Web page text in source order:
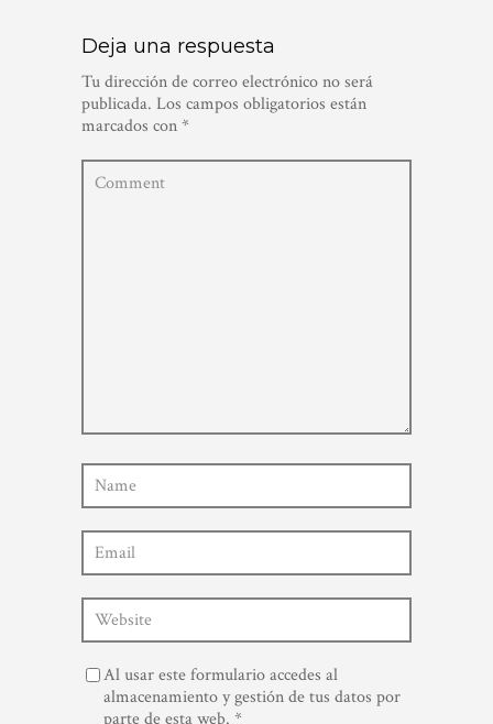
Deja una respuesta
Tu dirección de correo electrónico no será
publicada. Los campos obligatorios están
marcados con*
Al usar este formulario accedes al
almacenamiento y gestión de tus datos por
parte de esta web. *